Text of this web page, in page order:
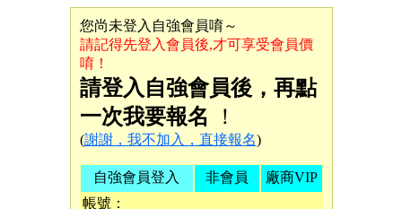
您尚未登入自強會員唷～
請記得先登入會員後,才可享受會員價
唷！
請登入自強會員後，再點
一次我要報名 ！
(謝謝，我不加入，直接報名)
自強會員登入
帳號：
非會員 廠商VIP